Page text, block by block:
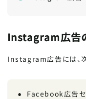
Instagram広告
Instagram広告には、
Facebook広告セ